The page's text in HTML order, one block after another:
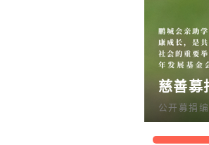
慈善
公开募捐